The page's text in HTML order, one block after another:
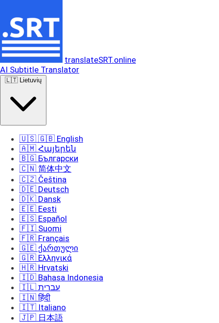
translateSRT.online
AI Subtitle Translator
🇱🇹 Lietuvių
🇺🇸 🇬🇧 English
🇦🇲 Հայերեն
🇧🇬 Български
🇨🇳 简体中文
🇨🇿 Čeština
🇩🇪 Deutsch
🇩🇰 Dansk
🇪🇪 Eesti
🇪🇸 Español
🇫🇮 Suomi
🇫🇷 Français
🇬🇪 ქართული
🇬🇷 Ελληνικά
🇭🇷 Hrvatski
🇮🇩 Bahasa Indonesia
🇮🇱 עברית
🇮🇳 हिंदी
🇮🇹 Italiano
🇯🇵 日本語